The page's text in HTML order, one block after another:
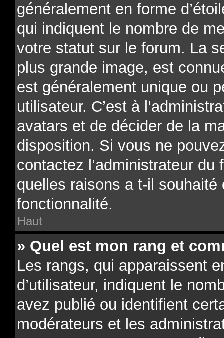
généralement en forme
qui indiquent le nombre de
votre statut sur le forum. La
plus grande image, est
est généralement unique ou
utilisateur. C’est à
avatars et de décider de la
disposition. Si vous ne
contactez l’administrateur
quelles raisons a t-il
fonctionnalité.
Haut
» Quel est mon rang et
Les rangs, qui apparaissent
d’utilisateur, indiquent le
avez publié ou identifient
modérateurs et les